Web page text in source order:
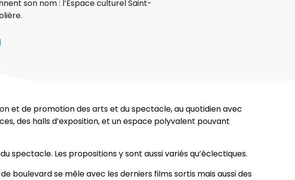
son nom : l’Espace culturel Saint-
et de promotion des arts et du spectacle, au quotidien avec
des halls d’exposition, et un espace polyvalent pouvant
spectacle. Les propositions y sont aussi variés qu’éclectiques.
boulevard se mêle avec les derniers films sortis mais aussi des